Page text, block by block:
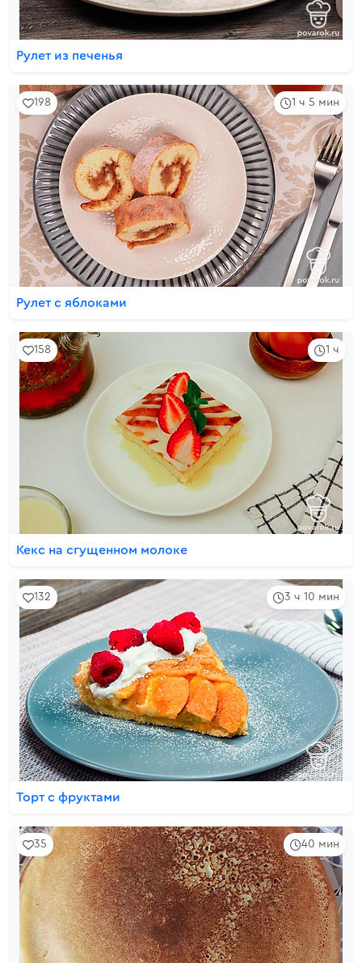
Рулет из печенья
1 ч 5 мин
198
Рулет с яблоками
1 ч
158
Кекс на сгущенном молоке
3 ч 10 мин
132
Торт с фруктами
40 мин
35